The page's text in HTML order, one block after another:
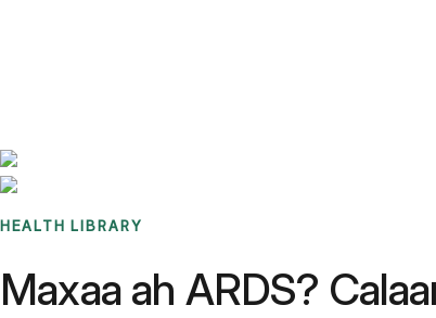
HEALTH LIBRARY
Maxaa ah ARDS?